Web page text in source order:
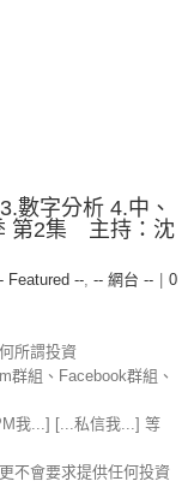
數字分析 4.中、
第2集 主持：沈
Featured --, -- 網台 --
0
所謂投資
群組、Facebook群組、
我...] [...私信我...] 等
不會要求提供任何投資